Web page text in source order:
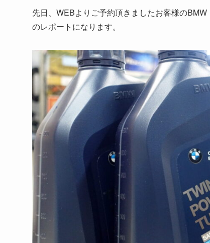
先日、WEBよりご予約頂きましたお客様の
のレポートになります。